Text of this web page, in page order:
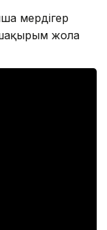
мердігер
жолға